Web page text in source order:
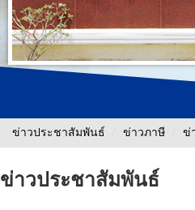
ข่าวประชาสัมพันธ์ / ข่าวภาษี / ข่
ข่าวประชาสัมพันธ์